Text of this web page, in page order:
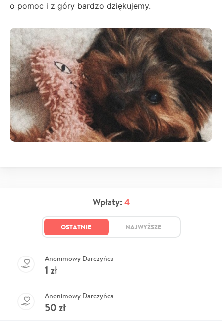
o pomoc i z góry bardzo dziękujemy.
Wpłaty: 4
OSTATNIE NAJWYŻSZE
Anonimowy Darczyńca
1 zł
Anonimowy Darczyńca
50 zł